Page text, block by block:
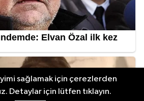
sağlamak için çerezlerden
Detaylar için lütfen tıklayın.